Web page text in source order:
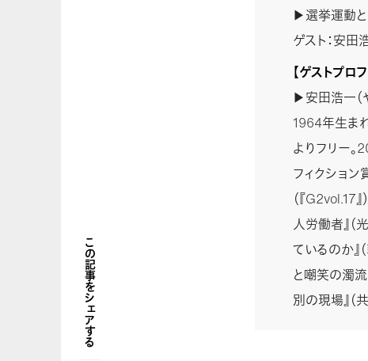
▶選挙運動と
ゲスト：安田
【ゲストプロ
▶安田浩一（
1964年生まれ
よりフリー。
フィクション
（『G2vol.17
人労働者』（
ているのか』
と嘲笑の濁流
別の現場』（
この記事をシェアする